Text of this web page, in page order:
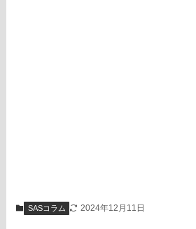
SASコラム 2024年12月11日